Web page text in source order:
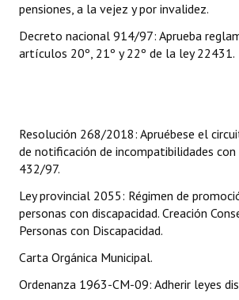
INSTITUCIONAL
Antiguos Pobladores
Datos Históricos
Audiencias Públicas - Registro
Periodistas Decanos - Registro
pensiones, a la vejez y por invalidez.
Decreto nacional 914/97: Aprueba
artículos 20º, 21º y 22º de la ley 22431.
Resolución 268/2018: Apruébese el
de notificación de incompatibilidades
432/97.
Ley provincial 2055: Régimen de
personas con discapacidad. Creación
Personas con Discapacidad.
Carta Orgánica Municipal.
Ordenanza 1963-CM-09: Adherir leyes